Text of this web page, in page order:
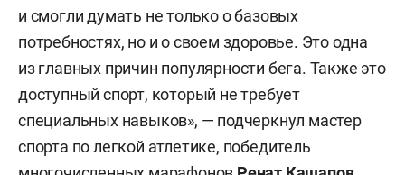
и смогли думать не только о базовых
потребностях, но и о своем здоровье. Это одна
из главных причин популярности бега. Также это
доступный спорт, который не требует
специальных навыков», — подчеркнул мастер
спорта по легкой атлетике, победитель